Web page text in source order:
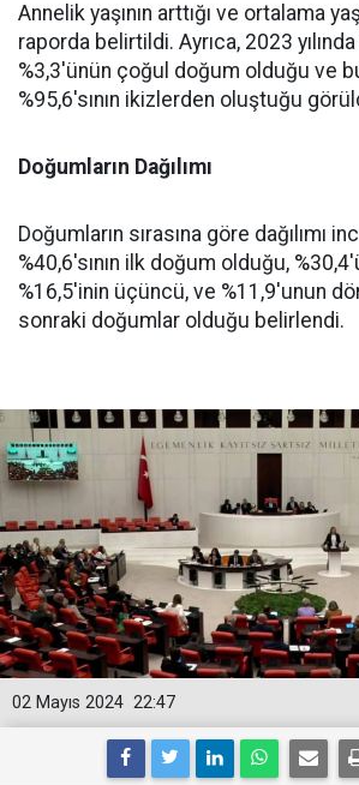
Annelik yaşının arttığı ve ortalama
raporda belirtildi. Ayrıca, 2023
%3,3'ünün çoğul doğum olduğu ve
%95,6'sının ikizlerden oluştuğu
Doğumların Dağılımı
Doğumların sırasına göre dağılımı
%40,6'sının ilk doğum olduğu,
%16,5'inin üçüncü, ve %11,9'unun
sonraki doğumlar olduğu belirlendi.
22:47
02 Mayıs 2024